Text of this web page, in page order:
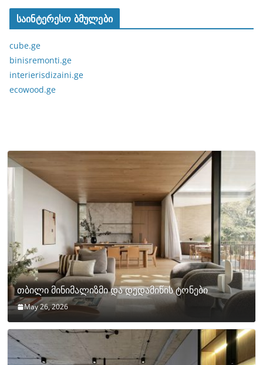
საინტერესო ბმულები
cube.ge
binisremonti.ge
interierisdizaini.ge
ecowood.ge
თბილი მინიმალიზმი და დედამიწის ტონები
May 26, 2026